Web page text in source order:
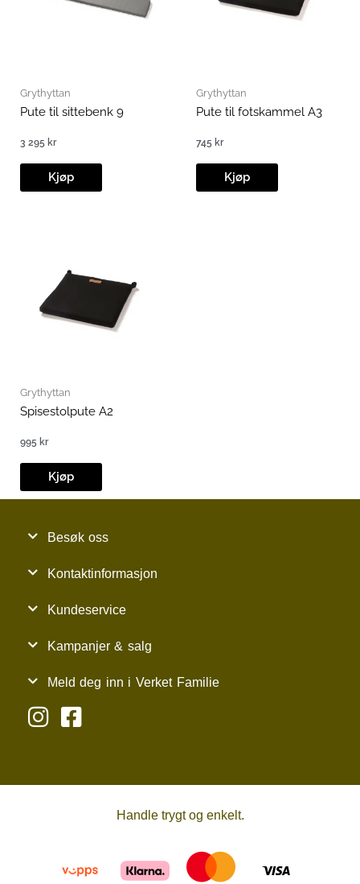
Grythyttan
Pute til sittebenk 9
3 295 kr
Kjøp
Grythyttan
Pute til fotskammel A3
745 kr
Kjøp
Grythyttan
Spisestolpute A2
995 kr
Kjøp
Besøk oss
Kontaktinformasjon
Kundeservice
Kampanjer & salg
Meld deg inn i Verket Familie
Handle trygt og enkelt.